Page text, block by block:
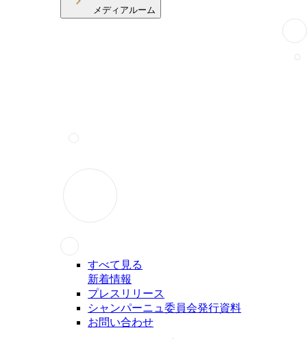
メディアルーム
すべて見る
新着情報
プレスリリース
シャンパーニュ委員会発行資料
お問い合わせ